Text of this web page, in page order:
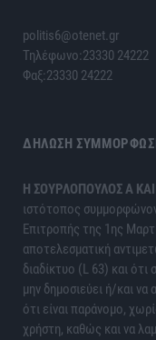
politis6@otenet.gr
Τηλέφωνο:23330 24222
Φαξ:23330 24222
ΔΉΛΩΣΗ
H ΣΟΥΡΛΟΠΟΥΛΟΣ Α
ιστότοπος
Επιτροπής της 1ης
αποτελεσματική
διαδίκτυο (L 63) και ότι
μην δημοσιεύει ή/και να
ότι είναι παράνομο,
χρήστη, καθώς και να